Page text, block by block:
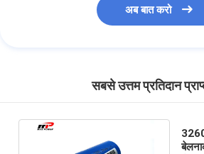
अब बात करो
सबसे उत्तम प्रतिदान